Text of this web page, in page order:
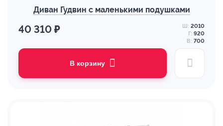
Диван Гудвин с маленькими подушками
40 310 ₽ Ш: 2010
Г: 920
В: 700
В корзину